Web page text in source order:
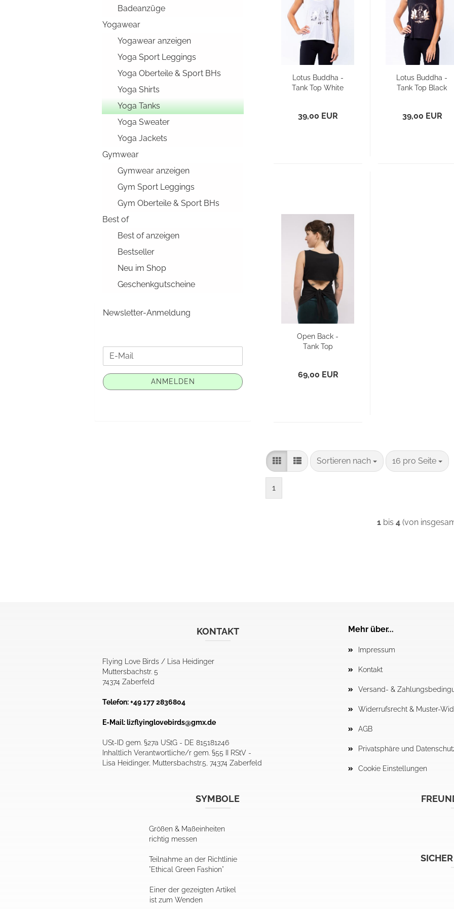
Lotus Buddha -
Tank Top White
39,00 EUR
Lotus Buddha -
Tank Top Black
39,00 EUR
Open Back -
Tank Top
69,00 EUR
Sortieren nach
Sortieren nach 16 pro Seite
pro Seite
1
1 bis4 (von
Badeanzüge
Yogawear
Yogawear anzeigen
Yoga Sport Leggings
Yoga Oberteile & Sport BHs
Yoga Shirts
Yoga Tanks
Yoga Sweater
Yoga Jackets
Gymwear
Gymwear anzeigen
Gym Sport Leggings
Gym Oberteile & Sport BHs
Best of
Best of anzeigen
Bestseller
Neu im Shop
Geschenkgutscheine
Newsletter-Anmeldung
WEITER
NEWSLETTER-
ANMELDUNG
E-
Mail
ANMELDEN
KONTAKT
Flying Love Birds / Lisa Heidinger
Muttersbachstr. 5
74374 Zaberfeld
Telefon: +49 177 2836804
E-Mail: lizflyinglovebirds@gmx.de
USt-ID gem. §27a UStG - DE 815181246
Inhaltlich Verantwortliche/r gem. §55 II RStV -
Lisa Heidinger, Muttersbachstr.5, 74374 Zaberfeld
Mehr über...
Impressum
Kontakt
Versand- &
Widerrufsrecht & Muster-
AGB
Privatsphäre und
Cookie Einstellungen
SYMBOLE
Größen & Maßeinheiten
richtig messen
Teilnahme an der Richtlinie
"Ethical Green Fashion"
Einer der gezeigten Artikel
ist zum Wenden